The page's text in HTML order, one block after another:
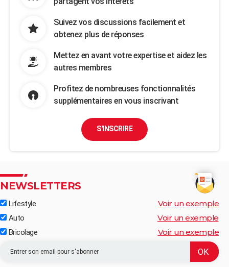
Suivez vos discussions facilement et
obtenez plus de réponses
Mettez en avant votre expertise et aidez les
autres membres
Profitez de nombreuses fonctionnalités
supplémentaires en vous inscrivant
S'INSCRIRE
NEWSLETTERS
Lifestyle Voir un exemple
Auto Voir un exemple
Bricolage Voir un exemple